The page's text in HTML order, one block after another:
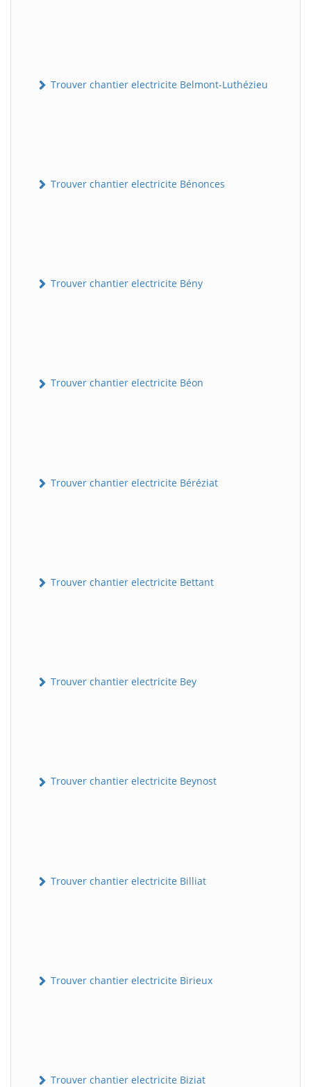
Trouver chantier electricite Belmont-Luthézieu
Trouver chantier electricite Bénonces
Trouver chantier electricite Bény
Trouver chantier electricite Béon
Trouver chantier electricite Béréziat
Trouver chantier electricite Bettant
Trouver chantier electricite Bey
Trouver chantier electricite Beynost
Trouver chantier electricite Billiat
Trouver chantier electricite Birieux
Trouver chantier electricite Biziat